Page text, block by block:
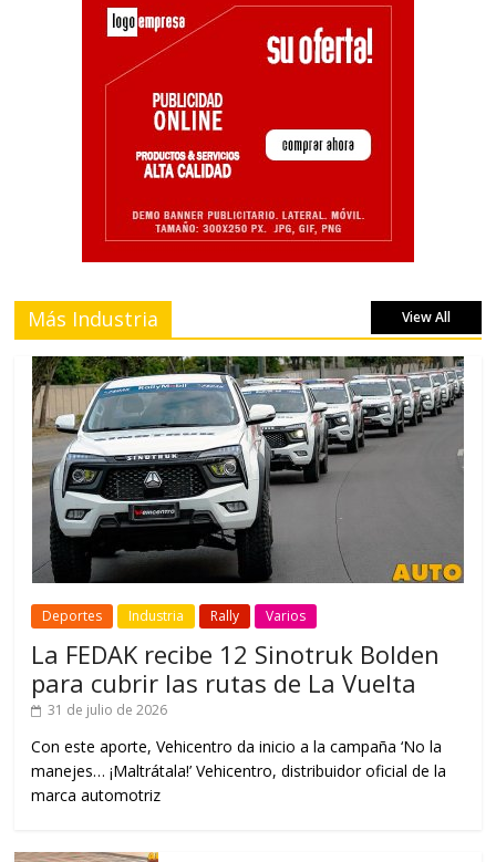
Más Industria View All
Deportes Industria Rally Varios
La FEDAK recibe 12 Sinotruk Bolden
para cubrir las rutas de La Vuelta
31 de julio de 2026
Con este aporte, Vehicentro da inicio a la campaña ‘No la
manejes… ¡Maltrátala!’ Vehicentro, distribuidor oficial de la
marca automotriz